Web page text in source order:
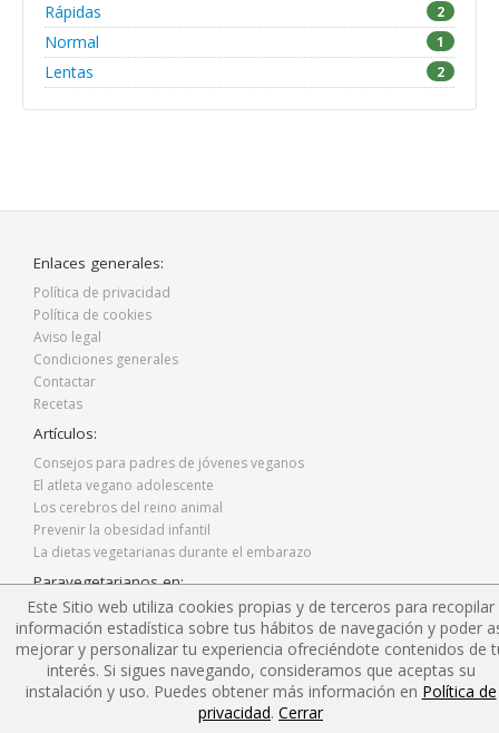
Rápidas 2
Normal 1
Lentas 2
Enlaces generales:
Política de privacidad
Política de cookies
Aviso legal
Condiciones generales
Contactar
Recetas
Artículos:
Consejos para padres de jóvenes veganos
El atleta vegano adolescente
Los cerebros del reino animal
Prevenir la obesidad infantil
La dietas vegetarianas durante el embarazo
Paravegetarianos en:
Facebook
Twitter
Instagram
Blog
Este Sitio web utiliza cookies propias y de terceros para recopilar
información estadística sobre tus hábitos de navegación y poder
mejorar y personalizar tu experiencia ofreciéndote contenidos de
interés. Si sigues navegando, consideramos que aceptas su
instalación y uso. Puedes obtener más información en Política de
privacidad. Cerrar